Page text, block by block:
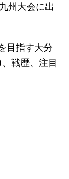
州大会に出
目指す大分
戦歴、注目